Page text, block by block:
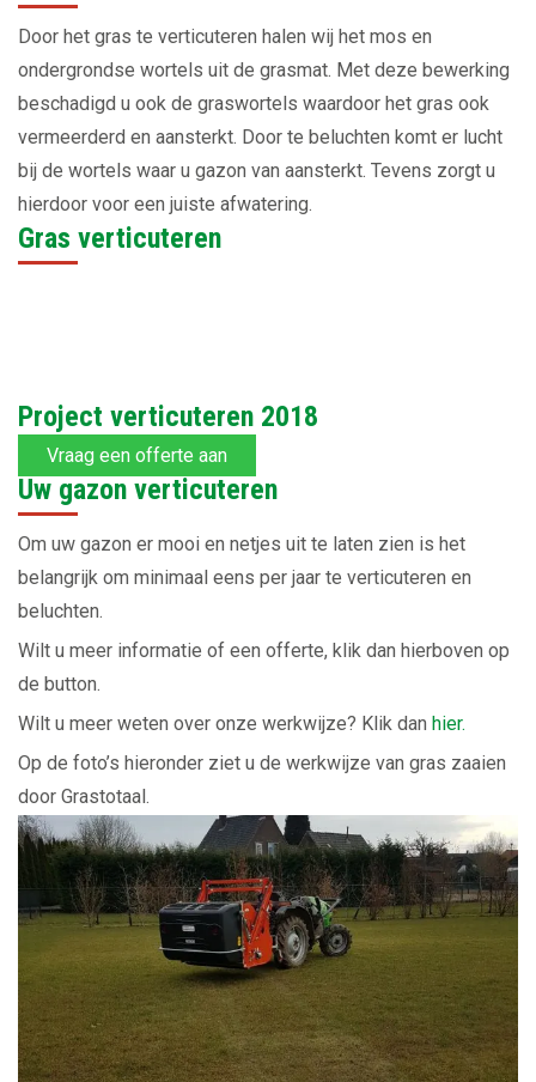
Door het gras te verticuteren halen wij het mos en
ondergrondse wortels uit de grasmat. Met deze bewerking
beschadigd u ook de graswortels waardoor het gras ook
vermeerderd en aansterkt. Door te beluchten komt er lucht
bij de wortels waar u gazon van aansterkt. Tevens zorgt u
hierdoor voor een juiste afwatering.
Gras verticuteren
Project verticuteren 2018
Vraag een offerte aan
Uw gazon verticuteren
Om uw gazon er mooi en netjes uit te laten zien is het
belangrijk om minimaal eens per jaar te verticuteren en
beluchten.
Wilt u meer informatie of een offerte, klik dan hierboven op
de button.
Wilt u meer weten over onze werkwijze? Klik dan hier.
Op de foto’s hieronder ziet u de werkwijze van gras zaaien
door Grastotaal.